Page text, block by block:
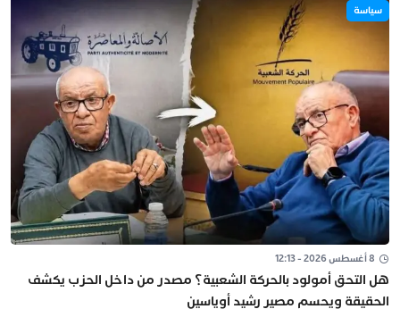
سياسة
8 أغسطس 2026 - 12:13
هل التحق أمولود بالحركة الشعبية؟ مصدر من داخل الحزب يكشف
الحقيقة ويحسم مصير رشيد أوياسين